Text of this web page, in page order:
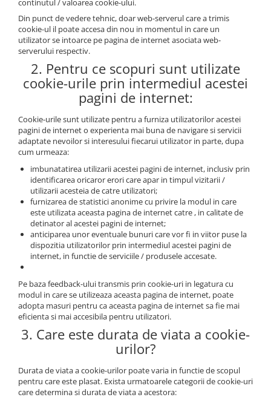
continutul / valoarea cookie-ului.
Din punct de vedere tehnic, doar web-serverul care a trimis
cookie-ul il poate accesa din nou in momentul in care un
utilizator se intoarce pe pagina de internet asociata web-
serverului respectiv.
2. Pentru ce scopuri sunt utilizate
cookie-urile prin intermediul acestei
pagini de internet:
Cookie-urile sunt utilizate pentru a furniza utilizatorilor acestei
pagini de internet o experienta mai buna de navigare si servicii
adaptate nevoilor si interesului fiecarui utilizator in parte, dupa
cum urmeaza:
imbunatatirea utilizarii acestei pagini de internet, inclusiv prin
identificarea oricaror erori care apar in timpul vizitarii /
utilizarii acesteia de catre utilizatori;
furnizarea de statistici anonime cu privire la modul in care
este utilizata aceasta pagina de internet catre , in calitate de
detinator al acestei pagini de internet;
anticiparea unor eventuale bunuri care vor fi in viitor puse la
dispozitia utilizatorilor prin intermediul acestei pagini de
internet, in functie de serviciile / produsele accesate.
Pe baza feedback-ului transmis prin cookie-uri in legatura cu
modul in care se utilizeaza aceasta pagina de internet, poate
adopta masuri pentru ca aceasta pagina de internet sa fie mai
eficienta si mai accesibila pentru utilizatori.
3. Care este durata de viata a cookie-
urilor?
Durata de viata a cookie-urilor poate varia in functie de scopul
pentru care este plasat. Exista urmatoarele categorii de cookie-uri
care determina si durata de viata a acestora: